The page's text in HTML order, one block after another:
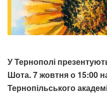
У Тернополі
Шота. 7 жовтня о 15:00
Тернопільського